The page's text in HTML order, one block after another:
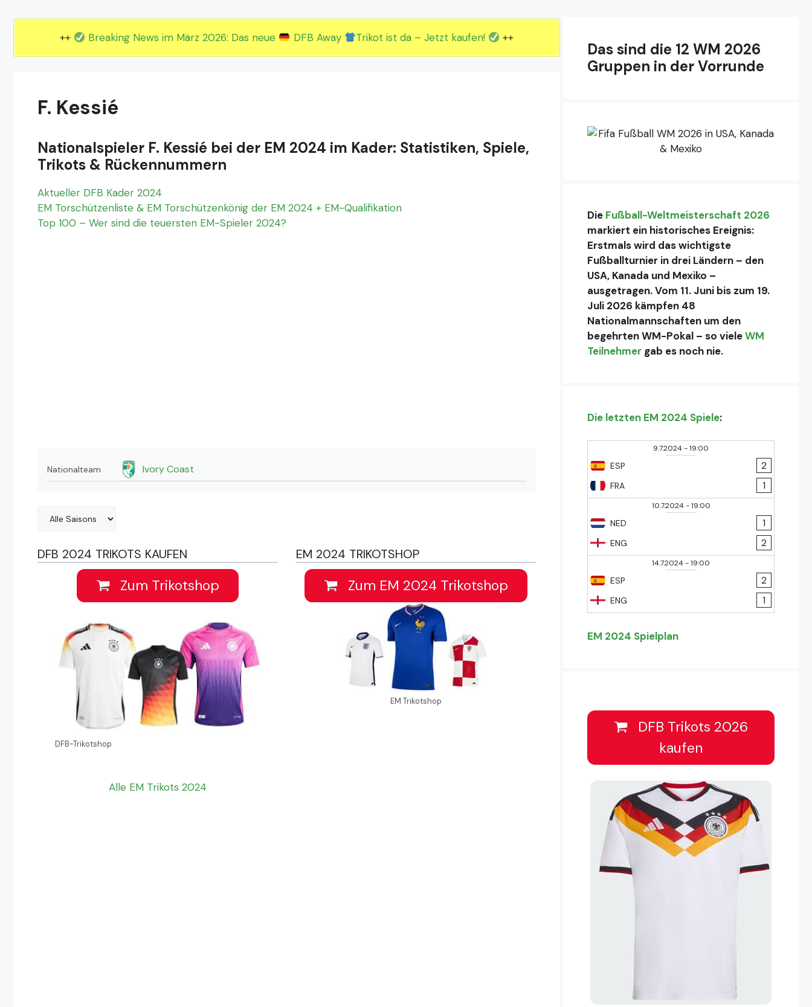
++ Breaking News im März 2026: Das neue DFB Away Trikot ist da – Jetzt kaufen! ++
F. Kessié
Nationalspieler F. Kessié bei der EM 2024 im Kader: Statistiken, Spiele,
Trikots & Rückennummern
Aktueller DFB Kader 2024
EM Torschützenliste & EM Torschützenkönig der EM 2024 + EM-Qualifikation
Top 100 – Wer sind die teuersten EM-Spieler 2024?
Nationalteam Ivory Coast
DFB 2024 TRIKOTS KAUFEN
Zum Trikotshop
DFB-Trikotshop
Alle EM Trikots 2024
EM 2024 TRIKOTSHOP
Zum EM 2024 Trikotshop
EM Trikotshop
Das sind die 12 WM 2026
Gruppen in der Vorrunde
Die Fußball-Weltmeisterschaft 2026
markiert ein historisches Ereignis:
Erstmals wird das wichtigste
Fußballturnier in drei Ländern – den
USA, Kanada und Mexiko –
ausgetragen. Vom 11. Juni bis zum 19.
Juli 2026 kämpfen 48
Nationalmannschaften um den
begehrten WM-Pokal – so vieleWM
Teilnehmer gab es noch nie.
Die letzten EM 2024 Spiele:
9.7.2024-19:00
ESP
FRA
2
1
10.7.2024-19:00
NED
ENG
1
2
14.7.2024-19:00
ESP
ENG
2
1
EM 2024 Spielplan
DFB Trikots 2026
kaufen